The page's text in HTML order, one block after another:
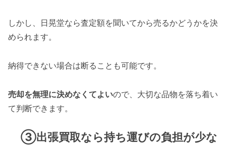
しかし、日晃堂なら査定額を聞いてから売るかどうかを決
められます。
納得できない場合は断ることも可能です。
売却を無理に決めなくてよいので、大切な品物を落ち着い
て判断できます。
③出張買取なら持ち運びの負担が少な